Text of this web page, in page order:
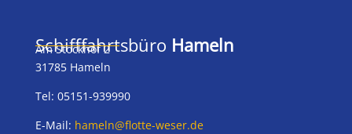
Schifffahrtsbüro Hameln
Am Stockhof 2
31785 Hameln
Tel: 05151-939990
E-Mail: hameln@flotte-weser.de